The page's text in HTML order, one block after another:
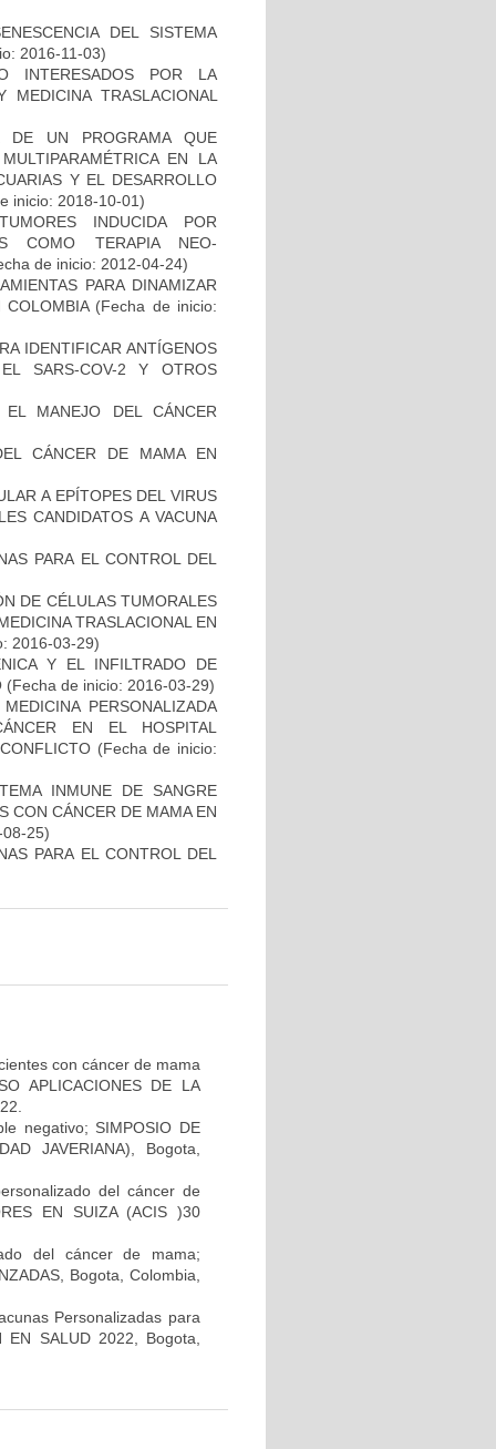
DEL SISTEMA
2016-11-03)
INTERESADOS POR LA
TRASLACIONAL
DE UN PROGRAMA QUE
EN LA
Y EL DESARROLLO
inicio: 2018-10-01)
INDUCIDA POR
COMO TERAPIA NEO-
de inicio: 2012-04-24)
PARA DINAMIZAR
COLOMBIA(Fecha de inicio:
IDENTIFICAR ANTÍGENOS
SARS-COV-2 Y OTROS
EL MANEJO DEL CÁNCER
CÁNCER DE MAMA EN
A EPÍTOPES DEL VIRUS
CANDIDATOS A VACUNA
PARA EL CONTROL DEL
DE CÉLULAS TUMORALES
TRASLACIONAL EN
2016-03-29)
Y EL INFILTRADO DE
(Fecha de inicio: 2016-03-29)
PERSONALIZADA
EN EL HOSPITAL
(Fecha de inicio:
INMUNE DE SANGRE
CON CÁNCER DE MAMA EN
25)
PARA EL CONTROL DEL
con cáncer de mama
APLICACIONES DE LA
negativo; SIMPOSIO DE
JAVERIANA), Bogota,
del cáncer de
EN SUIZA (ACIS )30
del cáncer de mama;
Bogota, Colombia,
Personalizadas para
SALUD 2022, Bogota,